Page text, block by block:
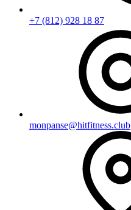
+7 (812) 928 18 87
monpanse@hitfitness.club